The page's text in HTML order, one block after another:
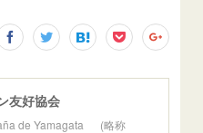
友好協会
de Yamagata (略称